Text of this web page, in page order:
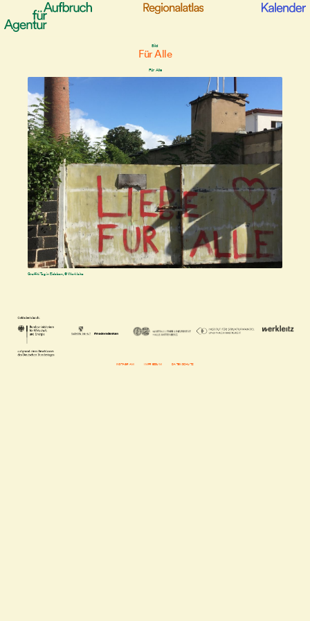
Bild
Für Alle
Für Alle
Graffiti Tag in Eisleben, © Werkleitz
INSTAGRAM IMPRESSUM DATENSCHUTZ